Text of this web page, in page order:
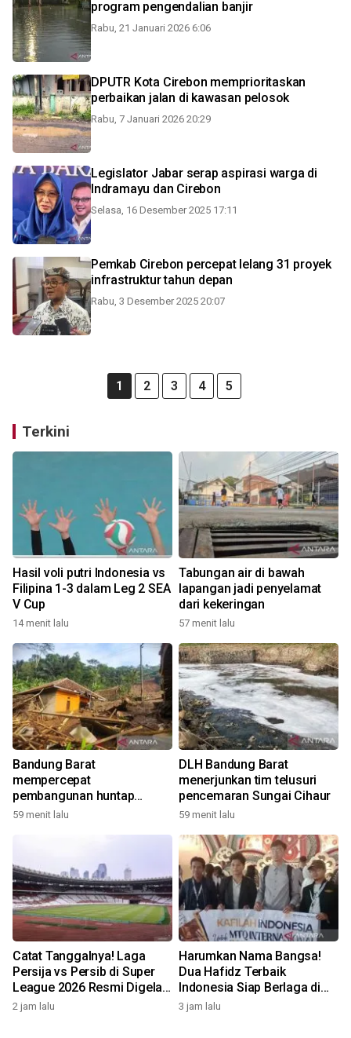
program pengendalian banjir
Rabu, 21 Januari 2026 6:06
DPUTR Kota Cirebon memprioritaskan
perbaikan jalan di kawasan pelosok
Rabu, 7 Januari 2026 20:29
Legislator Jabar serap aspirasi warga di
Indramayu dan Cirebon
Selasa, 16 Desember 2025 17:11
Pemkab Cirebon percepat lelang 31 proyek
infrastruktur tahun depan
Rabu, 3 Desember 2025 20:07
1 2 3 4 5
Terkini
Hasil voli putri Indonesia vs
Filipina 1-3 dalam Leg 2 SEA
V Cup
14 menit lalu
Tabungan air di bawah
lapangan jadi penyelamat
dari kekeringan
57 menit lalu
Bandung Barat
mempercepat
pembangunan huntap
korban longsor Cipongkor
59 menit lalu
DLH Bandung Barat
menerjunkan tim telusuri
pencemaran Sungai Cihaur
59 menit lalu
Catat Tanggalnya! Laga
Persija vs Persib di Super
League 2026 Resmi Digelar
di GBK
2 jam lalu
Harumkan Nama Bangsa!
Dua Hafidz Terbaik
Indonesia Siap Berlaga di
MTQ Internasional Maroko
3 jam lalu